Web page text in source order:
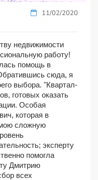
11/02/2020
недвижимости
работу!
помощь в
сюда, я
выбора. "Квартал-
готовых оказать
Особая
которая в
сложную
эксперту
помогла
Дмитрию
всех